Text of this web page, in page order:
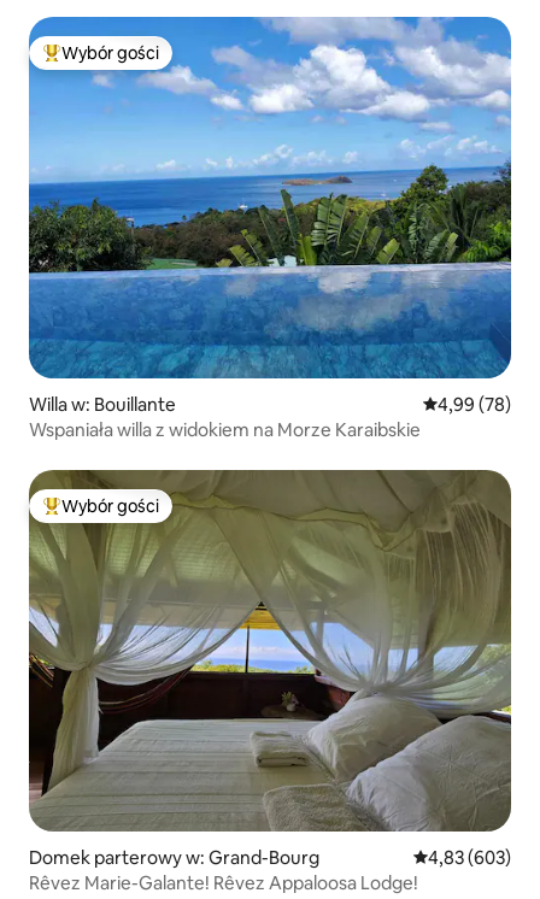
Najpopularniejsze z kategorii Wybór gości
Wybór gości
Willa w: Bouillante Średnia
4,99 (78)
Wspaniała willa z widokiem na Morze Karaibskie
Najpopularniejsze z kategorii Wybór gości
Wybór gości
Domek parterowy w: Grand-Bourg Średnia
4,83 (603)
Rêvez Marie-Galante! Rêvez Appaloosa Lodge!